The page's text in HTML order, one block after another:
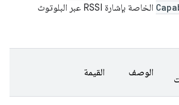
الخاصة بإشارة RSSI عبر البلوتوث
الوصف القيمة